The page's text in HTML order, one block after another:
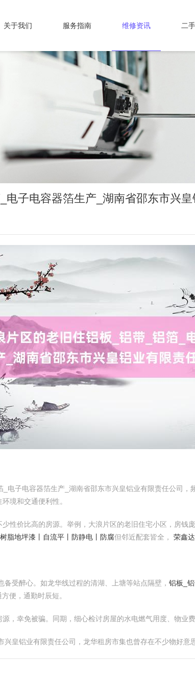
关于我们 服务指南 维修资讯 二
电子电容器箔生产_湖南省邵东市兴
电子电容器箔生产_湖南省邵东市兴皇铝业有限责任公司
境和交通便利性。
性价比高的房源。举例，大浪片区的老旧住宅小区，房
脂地坪漆丨自流平丨防静电丨防腐但邻近配套皆全， 荣鑫
备受醉心。如龙华线过程的清湖、上塘等站点隔壁， 铝板_
便，通勤时辰短。
，幸免被骗。同期，细心检讨房屋的水电燃气用度、物业费
皇铝业有限责任公司，龙华租房市集也曾存在不少物好意